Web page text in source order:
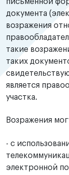
документа
возражения
такие
таких
является
участка.
Возражения
- с
электронной